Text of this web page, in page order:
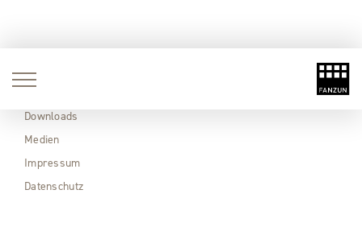
Aktuell
Downloads
Medien
Impressum
Datenschutz